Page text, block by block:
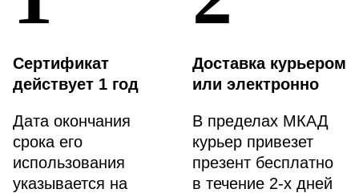
Сертификат
действует 1 год
Дата окончания
срока его
использования
указывается на
Доставка курьером
или электронно
В пределах МКАД
курьер привезет
презент бесплатно
в течение 2-х дней